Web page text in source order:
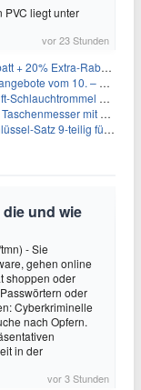
PVC liegt unter
vor 23 Stunden
Rabatt auf ALLE Hemden
vom 10. – 15.08.2026
mit 10 m Schlauch für 25,94€
mit 12 Funktionen für 43,99€
Satz 9-teilig für 6,45€
und wie
- Sie
gehen online
shoppen oder
oder
Cyberkriminelle
nach Opfern.
in der
vor 3 Stunden